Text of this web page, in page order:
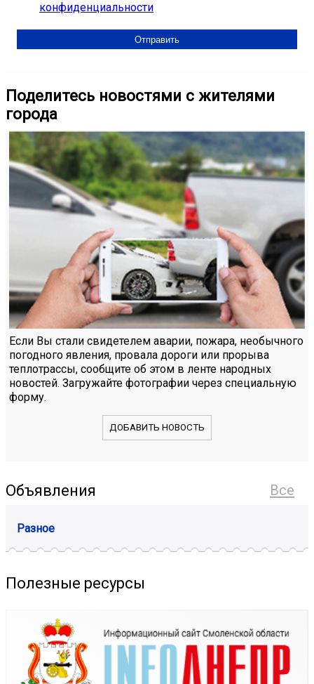
конфиденциальности
Поделитесь новостями с жителями
города
Если Вы стали свидетелем аварии, пожара, необычного
погодного явления, провала дороги или прорыва
теплотрассы, сообщите об этом в ленте народных
новостей. Загружайте фотографии через специальную
форму.
ДОБАВИТЬ НОВОСТЬ
Все
Объявления
Разное
Полезные ресурсы